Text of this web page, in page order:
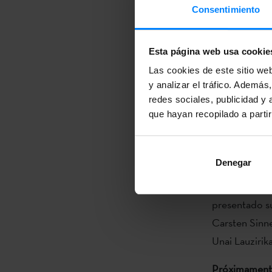
Consentimiento
Esta página web usa
Las cookies de este sitio
y analizar el tráfico.
redes sociales, publicidad y
que hayan recopilado a
Denegar
Del 19 al 22
organizado
Universidad
Literatura
Instituto
sobre teoría
presentado
Carsten
Unai